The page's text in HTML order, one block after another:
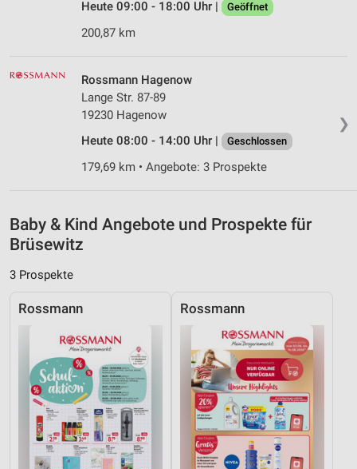
Heute 09:00 - 18:00 Uhr | Geöffnet
200,87 km
❯
Rossmann Hagenow
Lange Str. 87-89
19230 Hagenow
Heute 08:00 - 14:00 Uhr |
Geschlossen
179,69 km • Angebote: 3 Prospekte
Baby & Kind Angebote und Prospekte für
Brüsewitz
3 Prospekte
Rossmann Rossmann
Verwendung reduzierter Daten zur Auswahl von
Verwendung genauer Standortdaten
Geräte anhand von aktiv angeforderten
Informationen identifizieren
Nicht-IAB-Verarbeitungszwecke:
Performance
Funktional